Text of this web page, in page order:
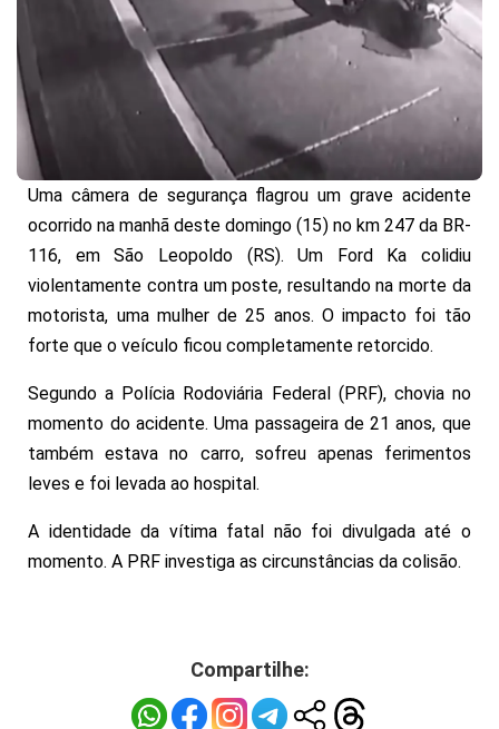
Uma câmera de segurança flagrou um grave acidente
ocorrido na manhã deste domingo (15) no km 247 da BR-
116, em São Leopoldo (RS). Um Ford Ka colidiu
violentamente contra um poste, resultando na morte da
motorista, uma mulher de 25 anos. O impacto foi tão
forte que o veículo ficou completamente retorcido.
Segundo a Polícia Rodoviária Federal (PRF), chovia no
momento do acidente. Uma passageira de 21 anos, que
também estava no carro, sofreu apenas ferimentos
leves e foi levada ao hospital.
A identidade da vítima fatal não foi divulgada até o
momento. A PRF investiga as circunstâncias da colisão.
Compartilhe: